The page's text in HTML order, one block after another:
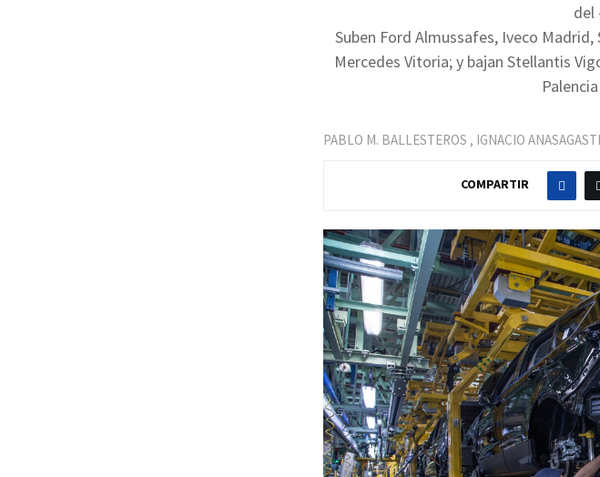
del
Suben Ford Almussafes, Iveco
Mercedes Vitoria; y bajan Stellantis
PABLO M. BALLESTEROS , IGNACIO ANASAGASTI
COMPARTIR